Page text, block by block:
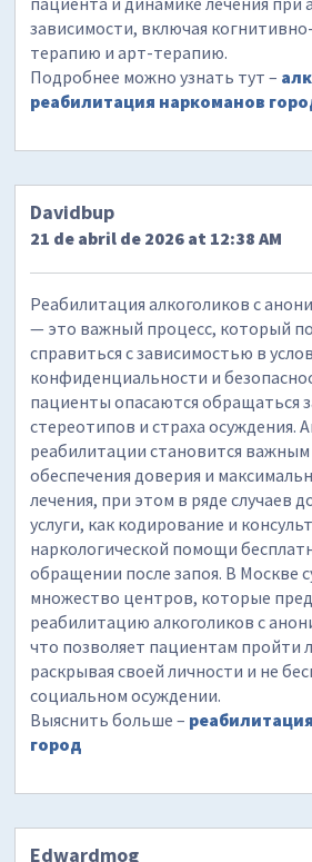
зависимости, включая
терапию и арт-терапию.
Подробнее можно узнать тут –
реабилитация наркоманов
Davidbup
21 de abril de 2026 at 12:38 AM
Реабилитация алкоголиков с
— это важный процесс, который
справиться с зависимостью в
конфиденциальности и
пациенты опасаются обращаться
стереотипов и страха осуждения.
реабилитации становится
обеспечения доверия и
лечения, при этом в ряде случаев
услуги, как кодирование и
наркологической помощи
обращении после запоя. В Москве
множество центров, которые
реабилитацию алкоголиков с
что позволяет пациентам пройти
раскрывая своей личности и не
социальном осуждении.
Выяснить больше –
город
Edwardmog